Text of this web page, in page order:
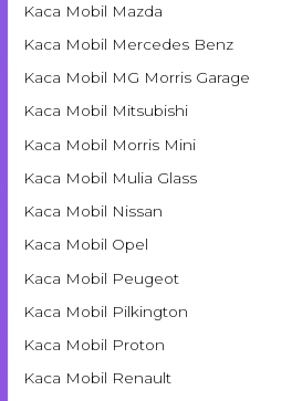
Kaca Mobil Mazda
Kaca Mobil Mercedes Benz
Kaca Mobil MG Morris Garage
Kaca Mobil Mitsubishi
Kaca Mobil Morris Mini
Kaca Mobil Mulia Glass
Kaca Mobil Nissan
Kaca Mobil Opel
Kaca Mobil Peugeot
Kaca Mobil Pilkington
Kaca Mobil Proton
Kaca Mobil Renault